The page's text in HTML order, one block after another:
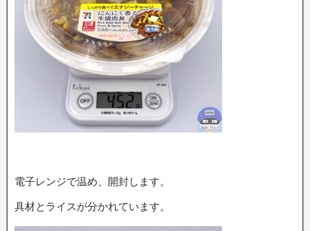
電子レンジで温め、開封します。
具材とライスが分かれています。